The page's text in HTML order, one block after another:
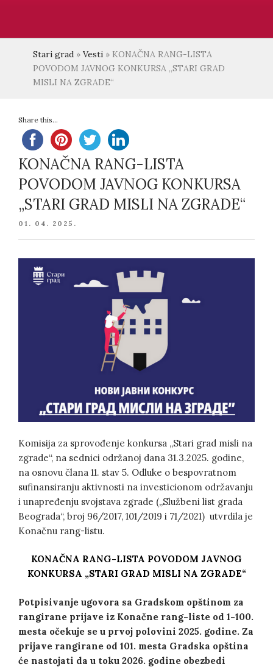
Stari grad » Vesti » KONAČNA RANG-LISTA
POVODOM JAVNOG KONKURSA „STARI GRAD
MISLI NA ZGRADE“
Share this...
KONAČNA RANG-LISTA
POVODOM JAVNOG KONKURSA
„STARI GRAD MISLI NA ZGRADE“
POSTED
01. 04. 2025.
Komisija za sprovođenje konkursa „Stari grad misli na
zgrade“, na sednici održanoj dana 31.3.2025. godine,
na osnovu člana 11. stav 5. Odluke o bespovratnom
sufinansiranju aktivnosti na investicionom održavanju
i unapređenju svojstava zgrade („Službeni list grada
Beograda“, broj 96/2017, 101/2019 i 71/2021) utvrdila je
Konačnu rang-listu.
KONAČNA RANG-LISTA POVODOM JAVNOG
KONKURSA „STARI GRAD MISLI NA ZGRADE“
Potpisivanje ugovora sa Gradskom opštinom za
rangirane prijave iz Konačne rang-liste od 1-100.
mesta očekuje se u prvoj polovini 2025. godine. Za
prijave rangirane od 101. mesta Gradska opština
će nastojati da u toku 2026. godine obezbedi